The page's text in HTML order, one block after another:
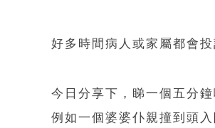
好多時間病人或家屬都會
今日分享下，睇一個五分
例如一個婆婆仆親撞到頭入